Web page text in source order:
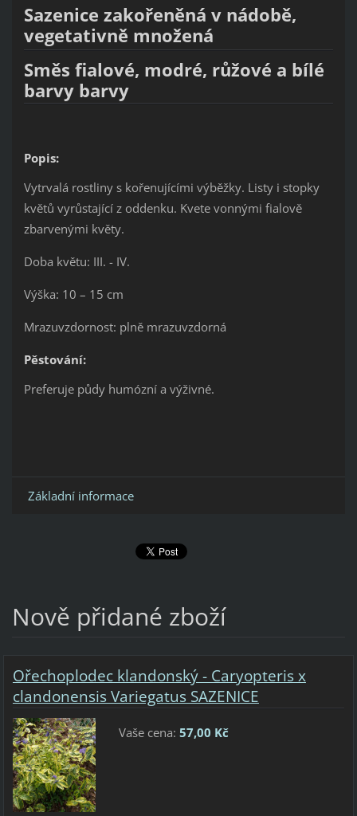
Sazenice zakořeněná v nádobě,
vegetativně množená
Směs fialové, modré, růžové a bílé
barvy barvy
Popis:
Vytrvalá rostliny s kořenujícími výběžky. Listy i stopky
květů vyrůstající z oddenku. Kvete vonnými fialově
zbarvenými květy.
Doba květu: III. - IV.
Výška: 10 – 15 cm
Mrazuvzdornost: plně mrazuvzdorná
Pěstování:
Preferuje půdy humózní a výživné.
Základní informace
Nově přidané zboží
Ořechoplodec klandonský - Caryopteris x
clandonensis Variegatus SAZENICE
Vaše cena: 57,00 Kč